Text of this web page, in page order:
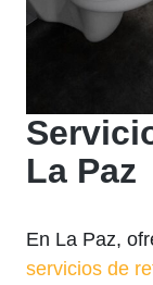
La Paz
En La Paz,
servicios de